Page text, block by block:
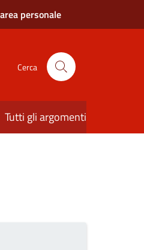
personale
Cerca
Tutti gli argomenti